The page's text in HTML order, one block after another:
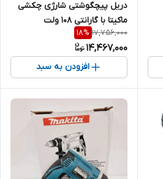
دریل پیچگوشتی شارژی چکشی
ماکیتا با گارانتی ۱۰۸ ولت
17,756,000
18%
14,467,000
افزودن به سبد